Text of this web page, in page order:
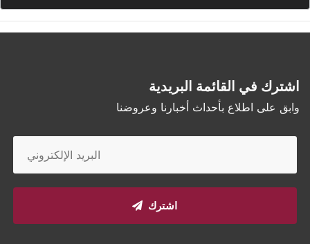
اشترك في القائمة البريدية
وابق على اطلاع بأحداث أخبارنا وعروضنا
اشترك